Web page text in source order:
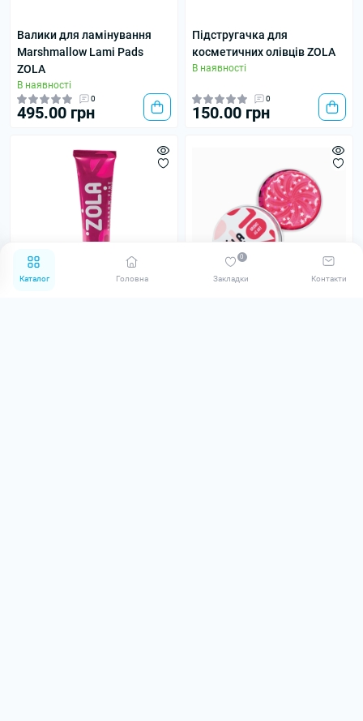
Каталог Головна Закладки
0
Контакти
Валики для ламінування
Marshmallow Lami Pads
ZOLA
В наявності
0
495.00 грн
Підстругачка для
косметичних олівців ZOLA
В наявності
0
150.00 грн